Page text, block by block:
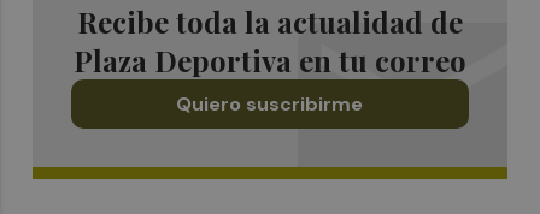
Recibe toda la actualidad de
Plaza Deportiva en tu correo
Quiero suscribirme